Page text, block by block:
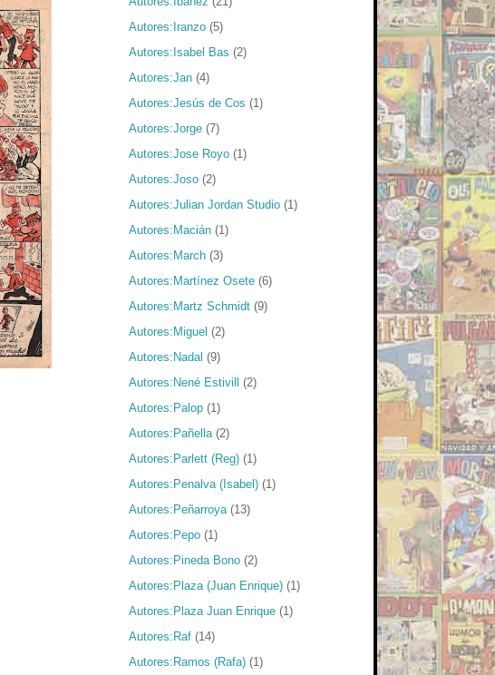
Autores:Iranzo (5)
Autores:Isabel Bas (2)
Autores:Jan (4)
Autores:Jesús de Cos (1)
Autores:Jorge (7)
Autores:Jose Royo (1)
Autores:Joso (2)
Autores:Julian Jordan Studio (1)
Autores:Macián (1)
Autores:March (3)
Autores:Martínez Osete (6)
Autores:Martz Schmidt (9)
Autores:Miguel (2)
Autores:Nadal (9)
Autores:Nené Estivill
(2)
Autores:Palop (1)
Autores:Pañella (2)
Autores:Parlett (Reg) (1)
Autores:Penalva (Isabel) (1)
Autores:Peñarroya (13)
Autores:Pepo (1)
Autores:Pineda Bono (2)
Autores:Plaza (Juan Enrique) (1)
Autores:Plaza Juan Enrique (1)
Autores:Raf (14)
Autores:Ramos (Rafa) (1)